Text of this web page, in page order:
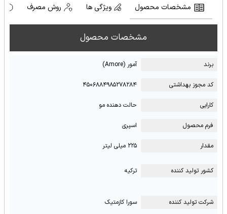
مشخصات محصول ویژگی ها روش مصرف
مشخصات محصول
برند آمور (Amore)
کد مجوز بهداشتی ۴۵۰۶۸۸۴۹۸۵۲۷۸۲۸۴
کارایی حالت دهنده مو
فرم محصول اسپری
مقدار ۲۲۵ میلی لیتر
کشور تولید کننده ترکیه
شرکت تولید کننده سورا کازمتیک